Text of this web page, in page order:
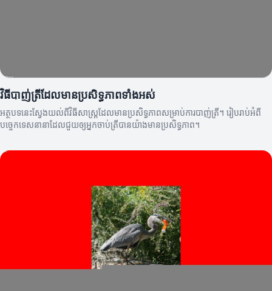
វិធីបាញ់ត្រីដែលមានប្រសិទ្ធភាពទាំងអស់
អត្ថបទនេះស្វែងយល់ពីវិធីសាស្ត្រដែលមានប្រសិទ្ធភាពសម្រាប់ការបាញ់ត្រី។ រៀបរាប់អំពី
បច្ចេកទេសនានាដែលជួយឲ្យអ្នកចាប់ត្រីបានយ៉ាងមានប្រសិទ្ធភាព។